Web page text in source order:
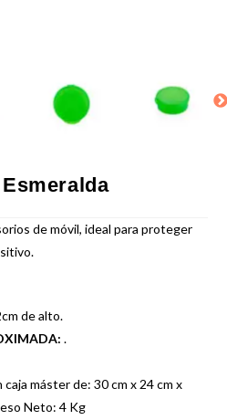
de móvil, ideal para proteger
de alto.
.
caja máster de: 30 cm x 24 cm x
Neto: 4 Kg